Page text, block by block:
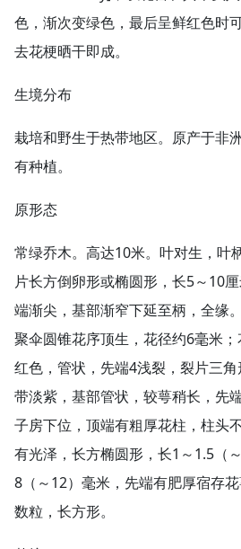
色，渐次变绿色，最后呈鲜红色时
去花梗晒干即成。
生境分布
栽培和野生于热带地区。原产于非
有种植。
原形态
常绿乔木。高达10米。叶对生，叶
片长方倒卵形或椭圆形，长5～10
端渐尖，基部渐窄下延至柄，全缘
聚伞圆锥花序顶生，花径约6毫米
红色，管状，先端4浅裂，裂片三
带淡紫，基部管状，较萼稍长，先
子房下位，顶端有粗厚花柱，柱头
有光泽，长方椭圆形，长1～1.5（
8（～12）毫米，先端有肥厚宿存
数粒，长方形。